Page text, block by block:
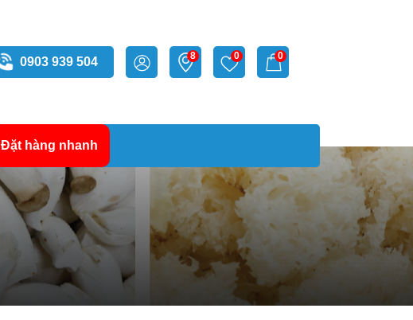
0903 939 504 8 0 0
Đặt hàng nhanh